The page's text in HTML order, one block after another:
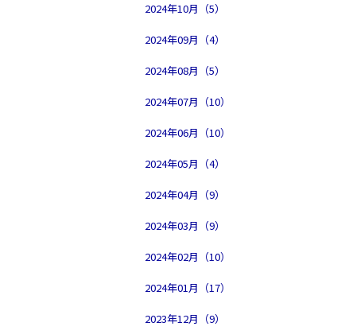
2024年10月（5）
2024年09月（4）
2024年08月（5）
2024年07月（10）
2024年06月（10）
2024年05月（4）
2024年04月（9）
2024年03月（9）
2024年02月（10）
2024年01月（17）
2023年12月（9）